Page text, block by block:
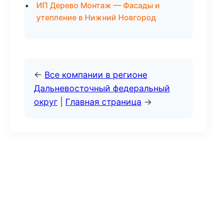
ИП Дерево Монтаж — Фасады и
утепление в Нижний Новгород
← Все компании в регионе
Дальневосточный федеральный
округ
Главная страница →